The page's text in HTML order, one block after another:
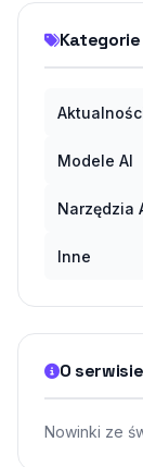
Kategorie
Modele AI
Narzędzia
Inne
O serwisie
Nowinki ze